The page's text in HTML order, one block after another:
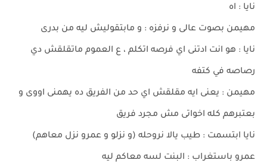
نايا : اه
مهيمن بصوت عالى و نرفزه : و مابتقوليش ليه من بدرى
نايا : هو انت ادتنى اي فرصه اتكلم ، ع العموم ماتقلقش دي
رصاصه في كتفه
مهيمن : يعنى ايه مقلقش اي حد من الفريق ده يهمنى اووى و
بعتبرهم كله اخواتى مش مجرد فريق
نايا ابتسمت : طيب يالا نروحله (و نزلو و عمرو نزل معاهم)
عمرو باستغراب : البنت لسه معاكم ليه